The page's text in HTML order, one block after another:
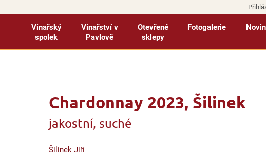
Vinařský
spolek
Vinařství v
Pavlově
Otevřené
sklepy
Fotogalerie
Chardonnay 2023, Šilinek
jakostní, suché
Šilinek Jiří